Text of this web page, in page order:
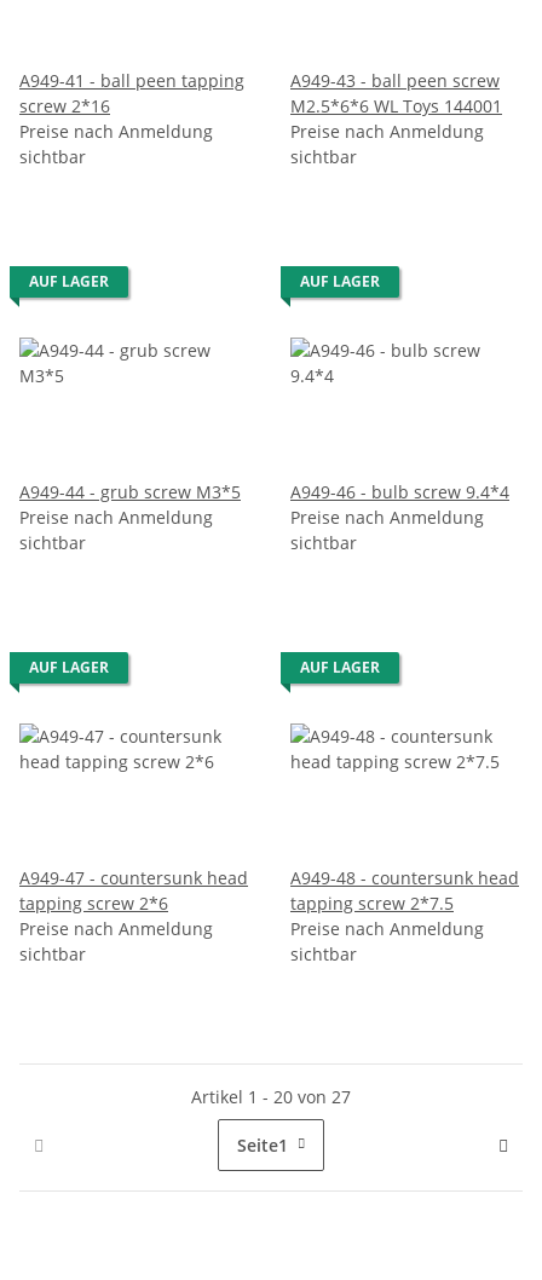
A949-41 - ball peen tapping
screw 2*16
Preise nach Anmeldung
sichtbar
A949-43 - ball peen screw
M2.5*6*6 WL Toys 144001
Preise nach Anmeldung
sichtbar
AUF LAGER
A949-44 - grub screw M3*5
Preise nach Anmeldung
sichtbar
AUF LAGER
A949-46 - bulb screw 9.4*4
Preise nach Anmeldung
sichtbar
AUF LAGER
A949-47 - countersunk head
tapping screw 2*6
Preise nach Anmeldung
sichtbar
AUF LAGER
A949-48 - countersunk head
tapping screw 2*7.5
Preise nach Anmeldung
sichtbar
Artikel 1 - 20 von 27
Seite1